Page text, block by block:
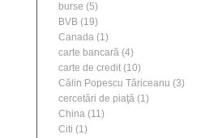
burse (5)
BVB (19)
Canada (1)
carte bancară (4)
carte de credit (10)
Călin Popescu Tăriceanu (3)
cercetări de piaţă (1)
China (11)
Citi (1)